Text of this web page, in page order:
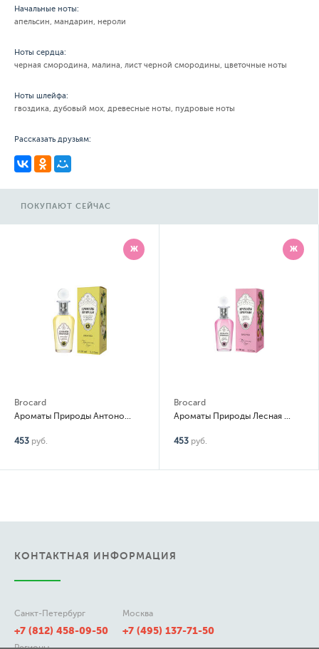
Начальные ноты:
апельсин, мандарин, нероли
Ноты сердца:
черная смородина, малина, лист черной смородины, цветочные ноты
Ноты шлейфа:
гвоздика, дубовый мох, древесные ноты, пудровые ноты
Рассказать друзьям:
ПОКУПАЮТ СЕЙЧАС
Ж
Brocard
Ароматы Природы Антоновка и луговая клубника
453 руб.
Ж
Brocard
Ароматы Природы Лесная малина и душица
453 руб.
КОНТАКТНАЯ ИНФОРМАЦИЯ
Санкт-Петербург
+7 (812) 458-09-50
Москва
+7 (495) 137-71-50